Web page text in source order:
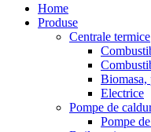
Home
Produse
Centrale termice
Biomasa,
Electrice
Pompe de
Pompe